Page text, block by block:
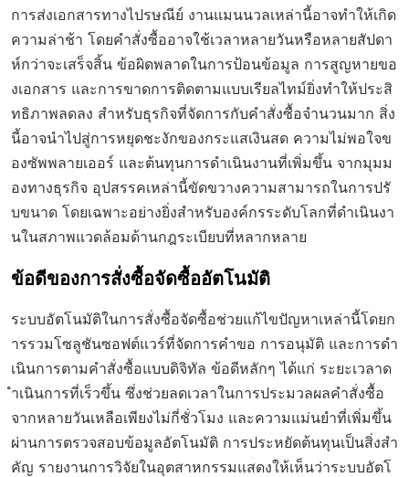
การส่งเอกสารทางไปรษณีย์ งานแมนนวลเหล่านี้อาจทำให้เกิด
ความล่าช้า โดยคำสั่งซื้ออาจใช้เวลาหลายวันหรือหลายสัปดา
ห์กว่าจะเสร็จสิ้น ข้อผิดพลาดในการป้อนข้อมูล การสูญหายขอ
งเอกสาร และการขาดการติดตามแบบเรียลไทม์ยิ่งทำให้ประสิ
ทธิภาพลดลง สำหรับธุรกิจที่จัดการกับคำสั่งซื้อจำนวนมาก สิ่ง
นี้อาจนำไปสู่การหยุดชะงักของกระแสเงินสด ความไม่พอใจข
องซัพพลายเออร์ และต้นทุนการดำเนินงานที่เพิ่มขึ้น จากมุมม
องทางธุรกิจ อุปสรรคเหล่านี้ขัดขวางความสามารถในการปรั
บขนาด โดยเฉพาะอย่างยิ่งสำหรับองค์กรระดับโลกที่ดำเนินงา
นในสภาพแวดล้อมด้านกฎระเบียบที่หลากหลาย
ข้อดีของการสั่งซื้อจัดซื้ออัตโนมัติ
ระบบอัตโนมัติในการสั่งซื้อจัดซื้อช่วยแก้ไขปัญหาเหล่านี้โดยก
ารรวมโซลูชันซอฟต์แวร์ที่จัดการคำขอ การอนุมัติ และการดำ
เนินการตามคำสั่งซื้อแบบดิจิทัล ข้อดีหลักๆ ได้แก่ ระยะเวลาด
ำเนินการที่เร็วขึ้น ซึ่งช่วยลดเวลาในการประมวลผลคำสั่งซื้อ
จากหลายวันเหลือเพียงไม่กี่ชั่วโมง และความแม่นยำที่เพิ่มขึ้น
ผ่านการตรวจสอบข้อมูลอัตโนมัติ การประหยัดต้นทุนเป็นสิ่งสำ
คัญ รายงานการวิจัยในอุตสาหกรรมแสดงให้เห็นว่าระบบอัตโ